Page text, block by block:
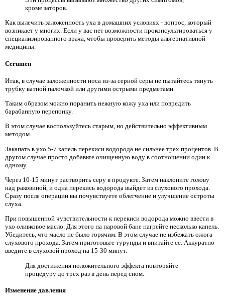
кроме заторов.
Как вылечить заложенность уха в домашних условиях - вопрос, который
возникает у многих. Если у вас нет возможности проконсультироваться у
специализированного врача, чтобы проверить методы альтернативной
медицины.
Cerumen
Итак, в случае заложенности носа из-за серной серы не пытайтесь тянуть
трубку ватной палочкой или другими острыми предметами.
Таким образом можно поранить нежную кожу уха или повредить
барабанную перепонку.
В этом случае воспользуйтесь старым, но действительно эффективным
методом.
Закапать в ухо 5-7 капель перекиси водорода не сильнее трех процентов. В
другом случае просто добавьте очищенную воду в соотношении один к
одному.
Через 10-15 минут растворить серу в продукте. Затем наклоните голову
над раковиной, и одна перекись водорода выйдет из слухового прохода.
Сразу после операции вы почувствуете облегчение и улучшение остроты
слуха.
При повышенной чувствительности к перекиси водорода можно ввести в
ухо оливковое масло. Для этого на паровой бане нагрейте несколько капель.
Убедитесь, что масло не было горячим. В этом случае не избежать ожога
слухового прохода. Затем приготовьте турунды и впитайте ее. Аккуратно
введите в слуховой проход на 15-30 минут.
Для достижения положительного эффекта повторяйте
процедуру до трех раз в день перед сном.
Изменение давления